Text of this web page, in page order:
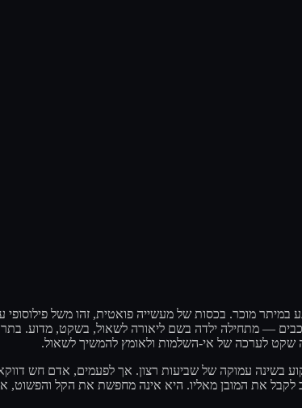
מוכר. בכסות של מעשייה פואטית, זהו משל פילוסופי
— מתחילה ילדה בשם ליאורה לשאול, בשקט, מדוע.
שקט לערכה של אי-השלמות ולאומץ להמשיך לשאול.
בשינה עמוקה של שביעות רצון. אך לפעמים, אדם חש
לקבל את המובן מאליו. היא אינה מחפשת את הקל